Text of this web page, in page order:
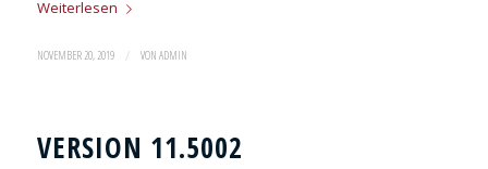
Weiterlesen
NOVEMBER 20, 2019 / VON ADMIN
VERSION 11.5002